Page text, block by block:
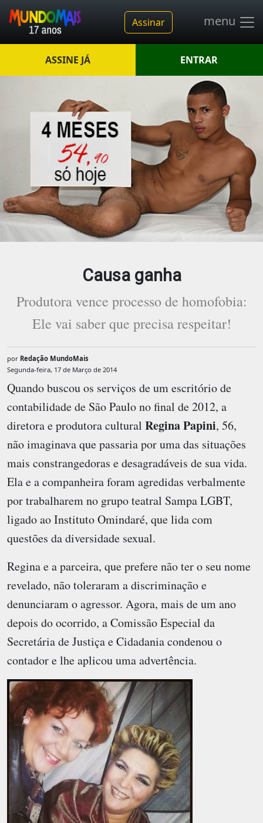
Assinar menu
ASSINE JÁ ENTRAR
Causa ganha
Produtora vence processo de homofobia:
Ele vai saber que precisa respeitar!
por Redação MundoMais
Segunda-feira, 17 de Março de 2014
Quando buscou os serviços de um escritório de
contabilidade de São Paulo no final de 2012, a
diretora e produtora cultural Regina Papini, 56,
não imaginava que passaria por uma das situações
mais constrangedoras e desagradáveis de sua vida.
Ela e a companheira foram agredidas verbalmente
por trabalharem no grupo teatral Sampa LGBT,
ligado ao Instituto Omindaré, que lida com
questões da diversidade sexual.
Regina e a parceira, que prefere não ter o seu nome
revelado, não toleraram a discriminação e
denunciaram o agressor. Agora, mais de um ano
depois do ocorrido, a Comissão Especial da
Secretária de Justiça e Cidadania condenou o
contador e lhe aplicou uma advertência.